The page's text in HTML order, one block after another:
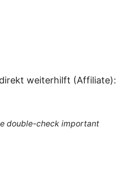
weiterhilft (Affiliate):
double-check important